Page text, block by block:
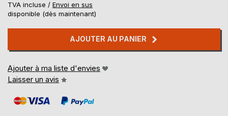
TVA incluse / Envoi en sus
disponible (dès maintenant)
AJOUTER AU PANIER
Ajouter à ma liste d'envies
Laisser un avis